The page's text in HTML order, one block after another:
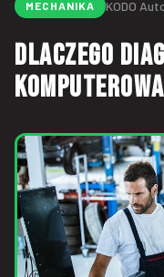
MECHANIKA KODO
Dlaczego